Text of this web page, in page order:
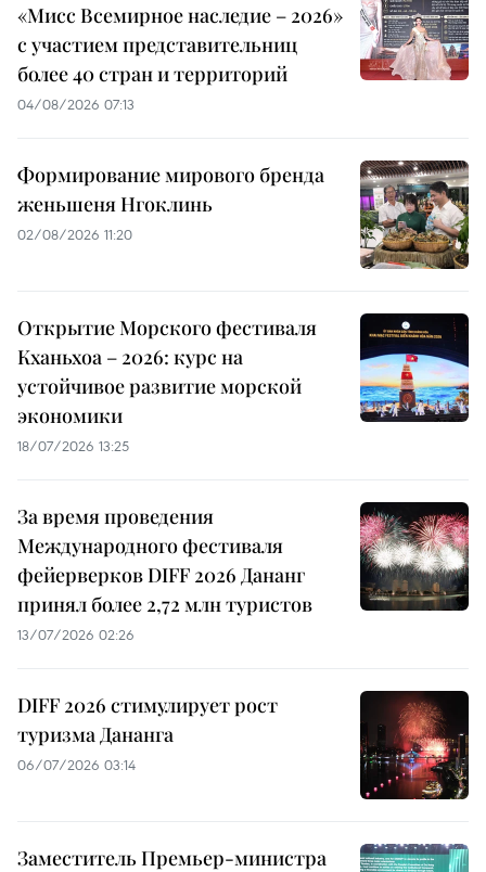
«Мисс Всемирное наследие – 2026»
с участием представительниц
более 40 стран и территорий
04/08/2026 07:13
Формирование мирового бренда
женьшеня Нгоклинь
02/08/2026 11:20
Открытие Морского фестиваля
Кханьхоа – 2026: курс на
устойчивое развитие морской
экономики
18/07/2026 13:25
За время проведения
Международного фестиваля
фейерверков DIFF 2026 Дананг
принял более 2,72 млн туристов
13/07/2026 02:26
DIFF 2026 стимулирует рост
туризма Дананга
06/07/2026 03:14
Заместитель Премьер-министра